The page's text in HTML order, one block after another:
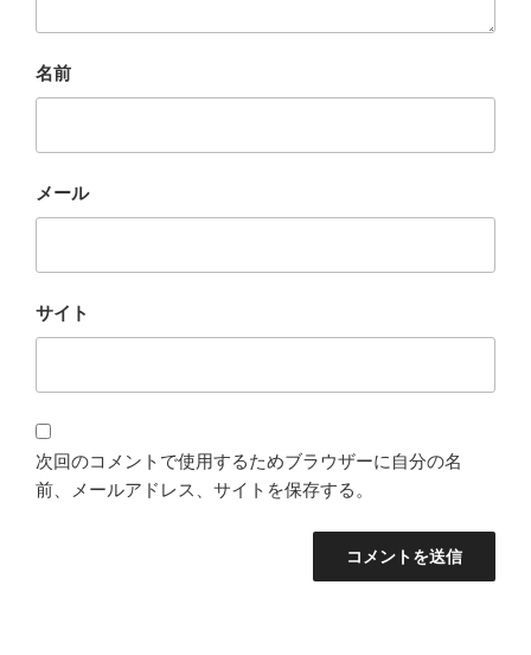
名前
メール
サイト
次回のコメントで使用するためブラウザーに自分の名
前、メールアドレス、サイトを保存する。